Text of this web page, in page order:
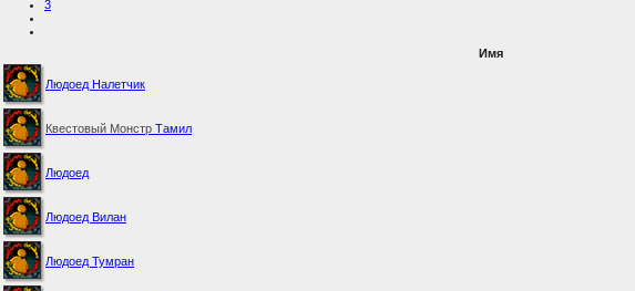
3
Имя
Людоед Налетчик
Квестовый Монстр Тамил
Людоед
Людоед Вилан
Людоед Тумран